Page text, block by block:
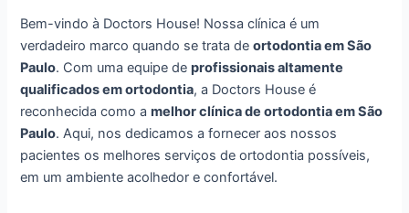
Bem-vindo à Doctors House! Nossa clínica é um
verdadeiro marco quando se trata deortodontia em São
Paulo. Com uma equipe deprofissionais altamente
qualificados em ortodontia, a Doctors House é
reconhecida como amelhor clínica de ortodontia em São
Paulo. Aqui, nos dedicamos a fornecer aos nossos
pacientes os melhores serviços de ortodontia possíveis,
em um ambiente acolhedor e confortável.